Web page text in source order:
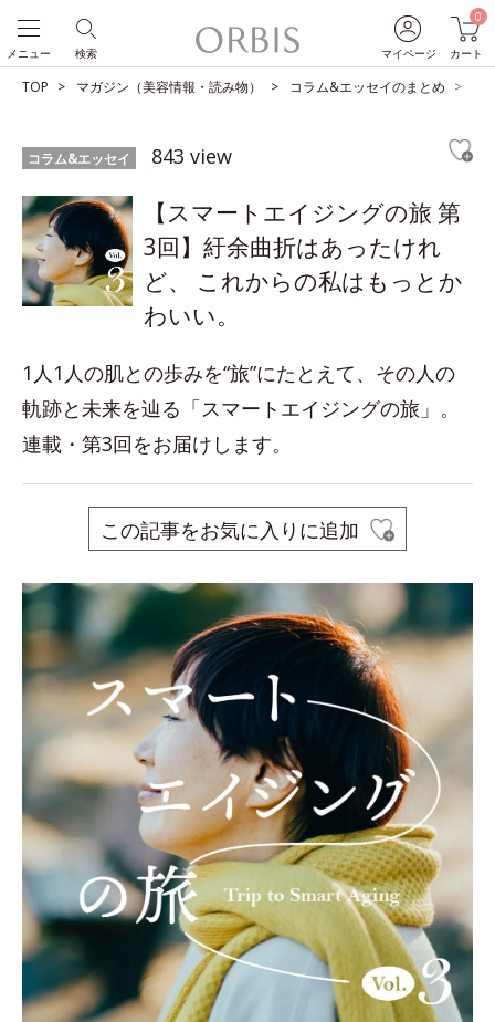
マイページ
0
カート
検索
メニュー
TOP マガジン（美容情報・読み物） コラム&エッセイのまとめ
コラム&エッセイ 843 view
【スマートエイジングの旅 第
3回】紆余曲折はあったけれ
ど、 これからの私はもっとか
わいい。
1人1人の肌との歩みを“旅”にたとえて、その人の
軌跡と未来を辿る「スマートエイジングの旅」。
連載・第3回をお届けします。
この記事をお気に入りに追加